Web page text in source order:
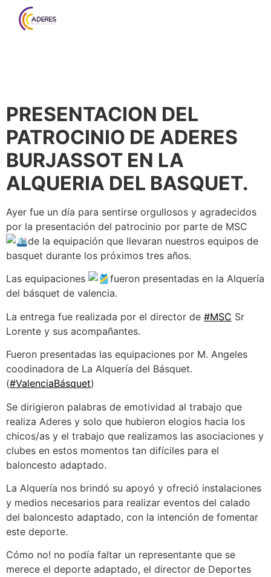
PRESENTACION DEL
PATROCINIO DE ADERES
BURJASSOT EN LA
ALQUERIA DEL BASQUET.
Ayer fue un día para sentirse orgullosos y agradecidos
por la presentación del patrocinio por parte de MSC
de la equipación que llevaran nuestros equipos de
basquet durante los próximos tres años.
Las equipaciones
fueron presentadas en la Alquería
del básquet de valencia.
La entrega fue realizada por el director de #MSC Sr
Lorente y sus acompañantes.
Fueron presentadas las equipaciones por M. Angeles
coodinadora de La Alquería del Básquet.
(#ValenciaBásquet)
Se dirigieron palabras de emotividad al trabajo que
realiza Aderes y solo que hubieron elogios hacia los
chicos/as y el trabajo que realizamos las asociaciones y
clubes en estos momentos tan difíciles para el
baloncesto adaptado.
La Alquería nos brindó su apoyó y ofreció instalaciones
y medios necesarios para realizar eventos del calado
del baloncesto adaptado, con la intención de fomentar
este deporte.
Cómo no! no podía faltar un representante que se
merece el deporte adaptado, el director de Deportes